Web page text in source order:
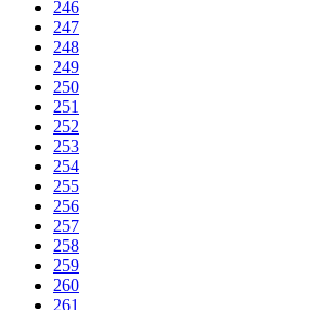
246
247
248
249
250
251
252
253
254
255
256
257
258
259
260
261